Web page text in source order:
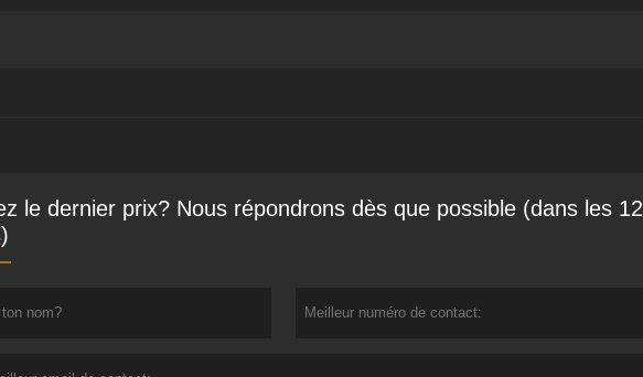
le dernier prix? Nous répondrons dès que possible (dans les 12